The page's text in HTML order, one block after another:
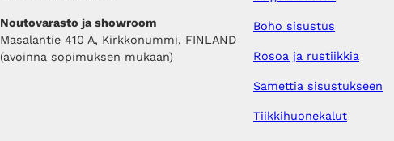
Noutovarasto ja showroom
Masalantie 410 A, Kirkkonummi, FINLAND
(avoinna sopimuksen mukaan)
Boho sisustus
Rosoa ja rustiikkia
Samettia sisustukseen
Tiikkihuonekalut